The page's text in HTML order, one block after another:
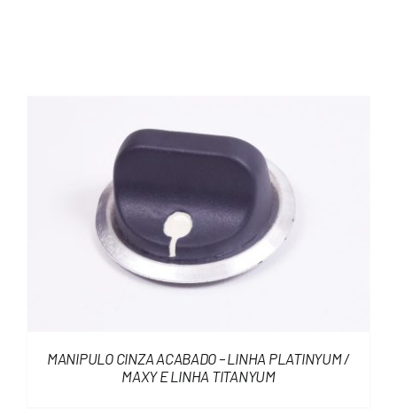
MANIPULO CINZA ACABADO – LINHA PLATINYUM /
MAXY E LINHA TITANYUM